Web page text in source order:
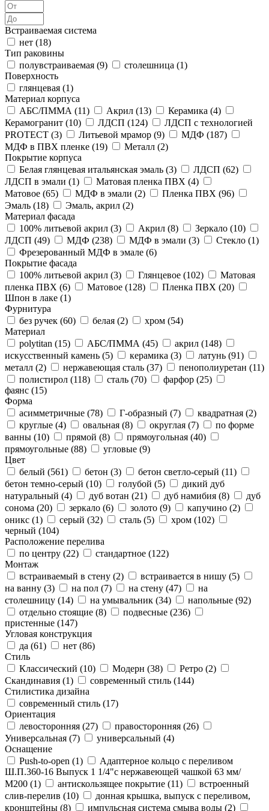
Встраиваемая система
нет (18)
Тип раковины
полувстраиваемая (9) столешница (1)
Поверхность
глянцевая (1)
Материал корпуса
АБС/ПММА (11) Акрил (13) Керамика (4)
Керамогранит (10) ЛДСП (124)
ЛДСП с технологией
PROTECT (3) Литьевой мрамор (9) МДФ (187)
МДФ в ПВХ пленке (19) Металл (2)
Покрытие корпуса
Белая глянцевая итальянская эмаль (3) ЛДСП (62)
ЛДСП в эмали (1) Матовая пленка ПВХ (4)
Матовое (65) МДФ в эмали (2) Пленка ПВХ (96)
Эмаль (18) Эмаль, акрил (2)
Материал фасада
100% литьевой акрил (3) Акрил (8) Зеркало (10)
ЛДСП (49) МДФ (238) МДФ в эмали (3) Стекло (1)
Фрезерованный МДФ в эмале (6)
Покрытие фасада
100% литьевой акрил (3) Глянцевое (102)
Матовая
пленка ПВХ (6) Матовое (128) Пленка ПВХ (20)
Шпон в лаке (1)
Фурнитура
без ручек (60) белая (2) хром (54)
Материал
polytitan (15) АБС/ПММА (45) акрил (148)
искусственный камень (5) керамика (3) латунь (91)
металл (2) нержавеющая сталь (37) пенополиуретан (11)
полистирол (118) сталь (70) фарфор (25)
фаянс (15)
Форма
асимметричные (78) Г-образный (7) квадратная (2)
круглые (4) овальная (8) округлая (7)
по форме
ванны (10) прямой (8) прямоугольная (40)
прямоугольные (88) угловые (9)
Цвет
белый (561) бетон (3) бетон светло-серый (11)
бетон темно-серый (10) голубой (5)
дикий дуб
натуральный (4) дуб вотан (21) дуб намибия (8)
дуб
сонома (20) зеркало (6) золото (9) капучино (2)
оникс (1) серый (32) сталь (5) хром (102)
черный (104)
Расположение перелива
по центру (22) стандартное (122)
Монтаж
встраиваемый в стену (2) встраивается в нишу (5)
на ванну (3) на пол (7) на стену (47)
на
столешницу (14) на умывальник (34) напольные (92)
отдельно стоящие (8) подвесные (236)
пристенные (147)
Угловая конструкция
да (61) нет (86)
Стиль
Классический (10) Модерн (38) Ретро (2)
Скандинавия (1) современный стиль (144)
Стилистика дизайна
современный стиль (17)
Ориентация
левосторонняя (27) правосторонняя (26)
Универсальная (7) универсальный (4)
Оснащение
Push-to-open (1)
Адаптерное кольцо с переливом
Ш.П.360-16 Выпуск 1 1/4"с нержавеющей чашкой 63 мм/
М200 (1) антискользящее покрытие (11)
встроенный
слив-перелив (10)
донная крышка, выпуск с переливом,
кронштейны (8) импульсная система смыва воды (2)